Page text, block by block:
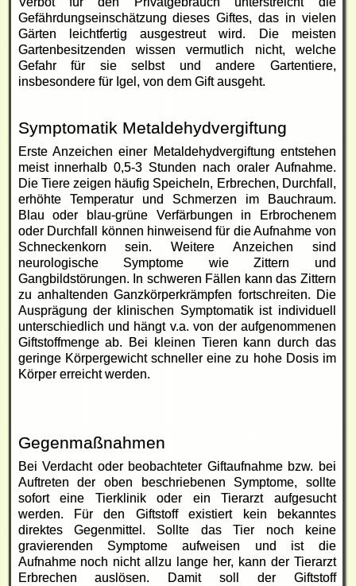
Gefährdungseinschätzung dieses Giftes, das in vielen
Gärten leichtfertig ausgestreut wird. Die meisten
Gartenbesitzenden wissen vermutlich nicht, welche
Gefahr für sie selbst und andere Gartentiere,
insbesondere für Igel, von dem Gift ausgeht.
Symptomatik Metaldehydvergiftung
Erste Anzeichen einer Metaldehydvergiftung entstehen
meist innerhalb 0,5-3 Stunden nach oraler Aufnahme.
Die Tiere zeigen häufig Speicheln, Erbrechen, Durchfall,
erhöhte Temperatur und Schmerzen im Bauchraum.
Blau oder blau-grüne Verfärbungen in Erbrochenem
oder Durchfall können hinweisend für die Aufnahme von
Schneckenkorn sein. Weitere Anzeichen sind
neurologische Symptome wie Zittern und
Gangbildstörungen. In schweren Fällen kann das Zittern
zu anhaltenden Ganzkörperkrämpfen fortschreiten. Die
Ausprägung der klinischen Symptomatik ist individuell
unterschiedlich und hängt v.a. von der aufgenommenen
Giftstoffmenge ab. Bei kleinen Tieren kann durch das
geringe Körpergewicht schneller eine zu hohe Dosis im
Körper erreicht werden.
Gegenmaßnahmen
Bei Verdacht oder beobachteter Giftaufnahme bzw. bei
Auftreten der oben beschriebenen Symptome, sollte
sofort eine Tierklinik oder ein Tierarzt aufgesucht
werden. Für den Giftstoff existiert kein bekanntes
direktes Gegenmittel. Sollte das Tier noch keine
gravierenden Symptome aufweisen und ist die
Aufnahme noch nicht allzu lange her, kann der Tierarzt
Erbrechen auslösen. Damit soll der Giftstoff